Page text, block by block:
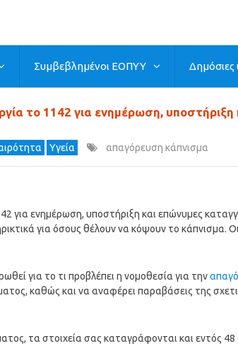
Συμβεβλημένοι ΕΟΠΥΥ Δημόσιες
το 1142 για ενημέρωση, υποστήριξη
Υγεία απαγόρευση κάπνισμα
για ενημέρωση, υποστήριξη και επώνυμες
για όσους θέλουν να κόψουν το κάπνισμα.
για το τι προβλέπει η νομοθεσία για την
καθώς και να αναφέρει παραβάσεις της
τα στοιχεία σας καταγράφονται και εντός